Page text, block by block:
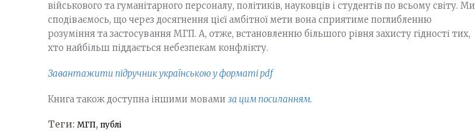
військового та гуманітарного персоналу, політиків, науковців і студентів по всьому світу. Ми
сподіваємось, що через досягнення цієї амбітної мети вона сприятиме поглибленню
розуміння та застосування МГП. А, отже, встановленню більшого рівня захисту гідності тих,
хто найбільш піддається небезпекам конфлікту.
Завантажити підручник українською у форматі pdf
Книга також доступна іншими мовами за цим посиланням.
Теги: МГП, публі